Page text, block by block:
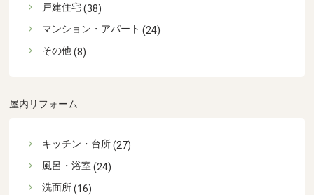
戸建住宅(38)
マンション・アパート (24)
その他(8)
屋内リフォーム
キッチン・台所(27)
風呂・浴室 (24)
洗面所(16)